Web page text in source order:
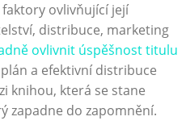
ovlivňující její
distribuce, marketing
ovlivnit úspěšnost titulu
a efektivní distribuce
knihou, která se stane
zapadne do zapomnění.